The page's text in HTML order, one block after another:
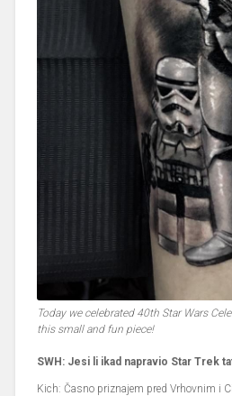
Today we celebrated 40th Star Wars
this small and fun piece!
SWH: Jesi li ikad napravio Star Trek
Kich: Časno priznajem pred Vrhovnim i